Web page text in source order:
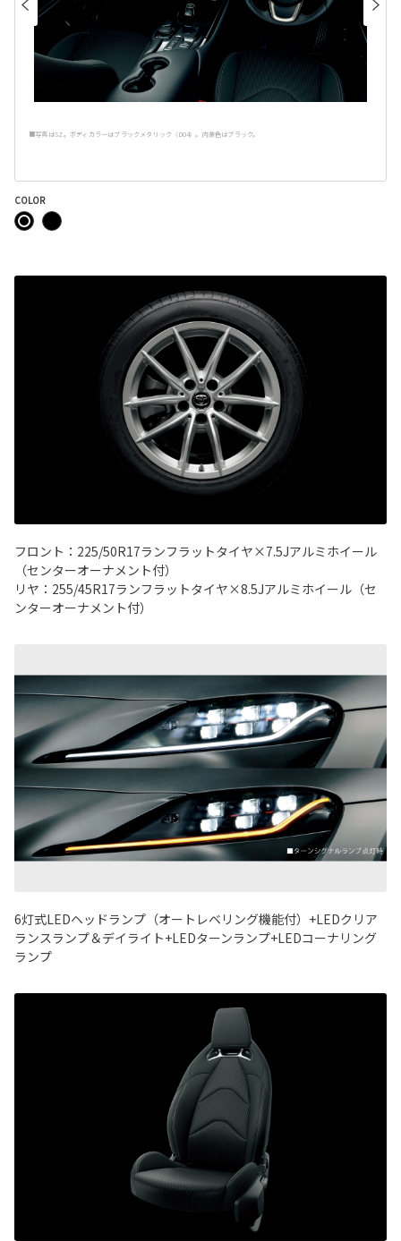
■写真はSZ。ボディカラーはブラックメタリック〈D04〉。内装色はブラック。
COLOR
フロント：225/50R17ランフラットタイヤ×7.5Jアルミホイール
（センターオーナメント付）
リヤ：255/45R17ランフラットタイヤ×8.5Jアルミホイール（セ
ンターオーナメント付）
6灯式LEDヘッドランプ（オートレベリング機能付）+LEDクリア
ランスランプ＆デイライト+LEDターンランプ+LEDコーナリング
ランプ